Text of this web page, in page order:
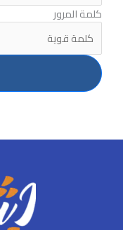
كلمة المرور